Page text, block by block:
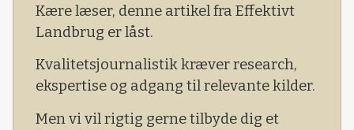
Kære læser, denne artikel fra Effektivt
Landbrug er låst.
Kvalitetsjournalistik kræver research,
ekspertise og adgang til relevante kilder.
Men vi vil rigtig gerne tilbyde dig et